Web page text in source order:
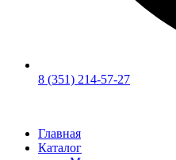
8 (351) 214-57-27
Главная
Каталог